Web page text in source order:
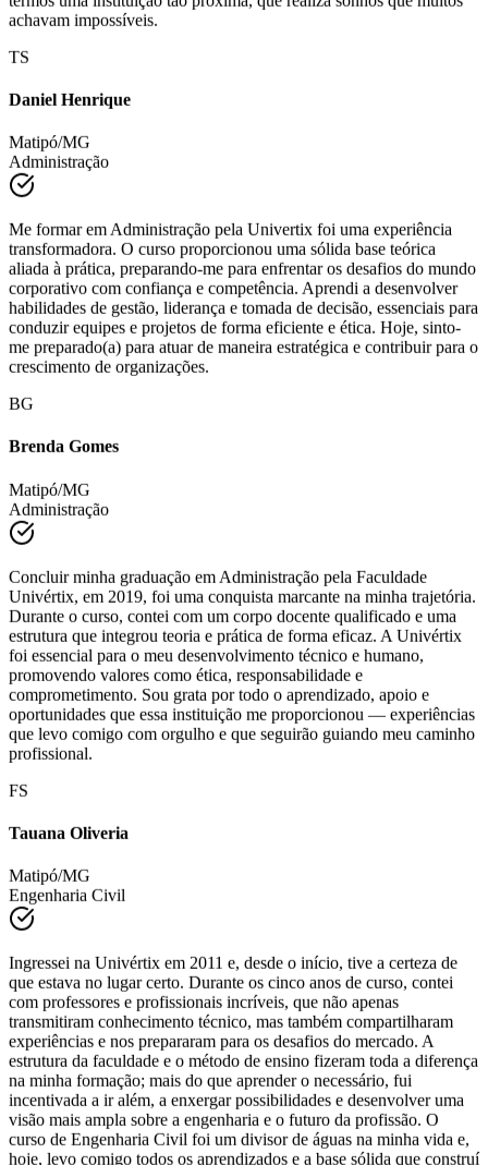
estiveram para mim.Sou grata a Deus por essa oportunidade e por
termos uma instituição tão próxima, que realiza sonhos que muitos
achavam impossíveis.
Matipó/MG
Administração
Me formar em Administração pela Univertix foi uma experiência
transformadora. O curso proporcionou uma sólida base teórica
aliada à prática, preparando-me para enfrentar os desafios do mundo
corporativo com confiança e competência. Aprendi a desenvolver
habilidades de gestão, liderança e tomada de decisão, essenciais para
conduzir equipes e projetos de forma eficiente e ética. Hoje, sinto-
me preparado(a) para atuar de maneira estratégica e contribuir para o
crescimento de organizações.
Matipó/MG
Administração
Concluir minha graduação em Administração pela Faculdade
Univértix, em 2019, foi uma conquista marcante na minha trajetória.
Durante o curso, contei com um corpo docente qualificado e uma
estrutura que integrou teoria e prática de forma eficaz. A Univértix
foi essencial para o meu desenvolvimento técnico e humano,
promovendo valores como ética, responsabilidade e
comprometimento. Sou grata por todo o aprendizado, apoio e
oportunidades que essa instituição me proporcionou — experiências
que levo comigo com orgulho e que seguirão guiando meu caminho
profissional.
Matipó/MG
Engenharia Civil
Ingressei na Univértix em 2011 e, desde o início, tive a certeza de
que estava no lugar certo. Durante os cinco anos de curso, contei
com professores e profissionais incríveis, que não apenas
transmitiram conhecimento técnico, mas também compartilharam
experiências e nos prepararam para os desafios do mercado. A
estrutura da faculdade e o método de ensino fizeram toda a diferença
na minha formação; mais do que aprender o necessário, fui
incentivada a ir além, a enxergar possibilidades e desenvolver uma
visão mais ampla sobre a engenharia e o futuro da profissão. O